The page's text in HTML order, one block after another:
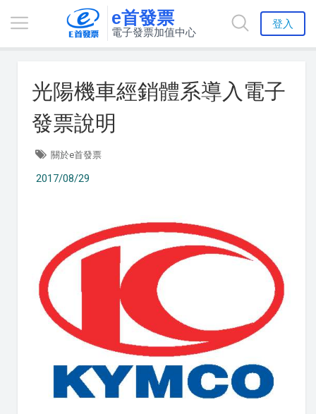
e首發票
電子發票加值中心
登入
光陽機車經銷體系導入電子
發票說明
關於e首發票
2017/08/29